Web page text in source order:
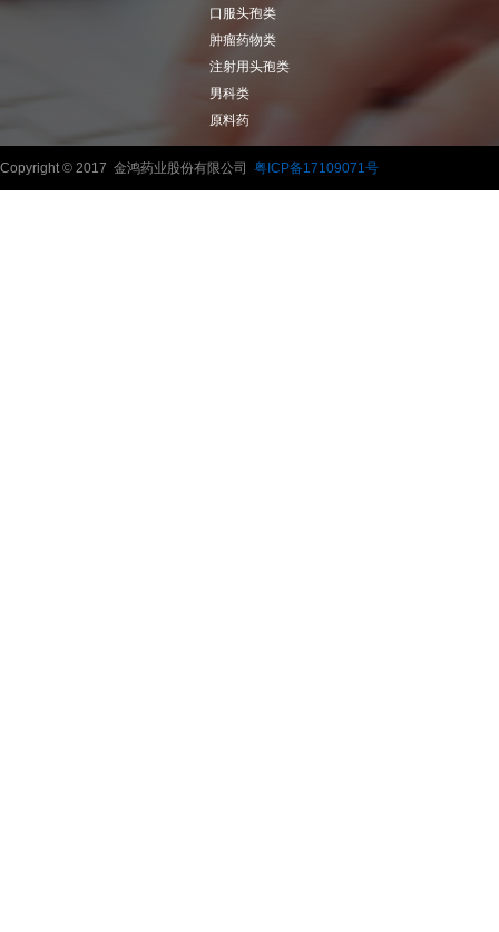
口服头孢类
肿瘤药物类
注射用头孢类
男科类
原料药
Copyright © 2017 金鸿药业股份有限公司 粤ICP备17109071号